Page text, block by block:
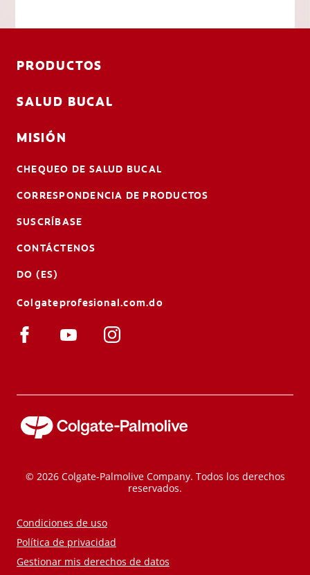
PRODUCTOS
SALUD BUCAL
MISIÓN
CHEQUEO DE SALUD BUCAL
CORRESPONDENCIA DE PRODUCTOS
SUSCRÍBASE
CONTÁCTENOS
DO (ES)
Colgateprofesional.com.do
© 2026 Colgate-Palmolive Company. Todos los derechos
reservados.
Condiciones de uso
Política de privacidad
Gestionar mis derechos de datos